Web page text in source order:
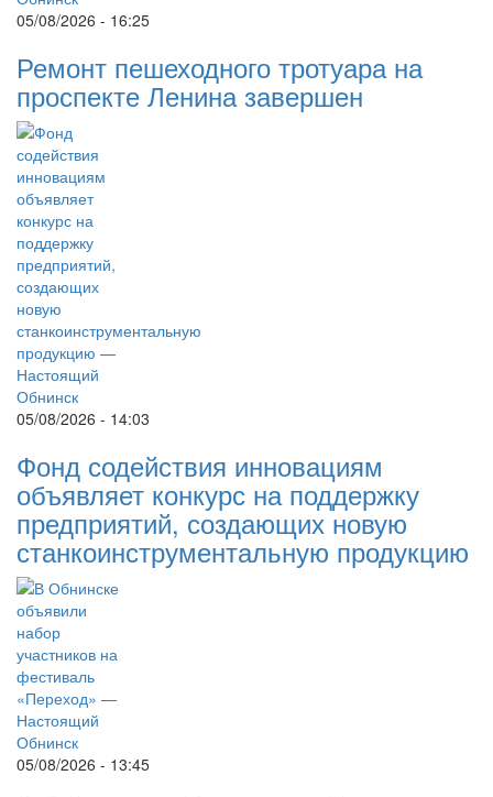
05/08/2026 - 16:25
Ремонт пешеходного тротуара на
проспекте Ленина завершен
05/08/2026 - 14:03
Фонд содействия инновациям
объявляет конкурс на поддержку
предприятий, создающих новую
станкоинструментальную продукцию
05/08/2026 - 13:45